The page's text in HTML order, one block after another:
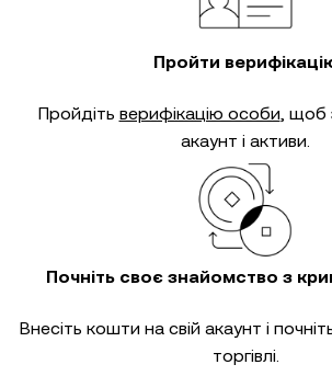
Пройти
Пройдіть верифікацію особи, щоб
акаунт і активи.
Почніть своє знайомство з
Внесіть кошти на свій акаунт і
торгівлі.